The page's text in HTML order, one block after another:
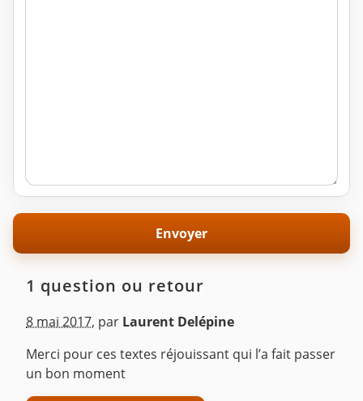
1 question ou retour
8 mai 2017, par Laurent Delépine
Merci pour ces textes réjouissant qui l’a fait passer
un bon moment